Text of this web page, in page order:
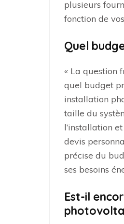
plusieurs
fonction de
Quel
« La question
quel budget
installation
taille du
l’installation
devis
précise du
ses besoins
Est-il